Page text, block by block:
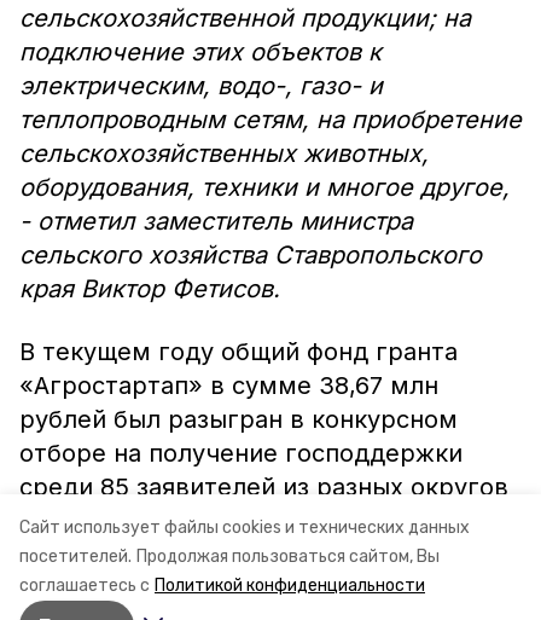
Сайт использует файлы cookies и технических данных
посетителей. Продолжая пользоваться сайтом, Вы
соглашаетесь с Политикой конфиденциальности
сельскохозяйственной продукции; на
подключение этих объектов к
электрическим, водо-, газо- и
теплопроводным сетям, на приобретение
сельскохозяйственных животных,
оборудования, техники и многое другое,
- отметил заместитель министра
сельского хозяйства Ставропольского
края Виктор Фетисов.
В текущем году общий фонд гранта
«Агростартап» в сумме 38,67 млн
рублей был разыгран в конкурсном
отборе на получение господдержки
среди 85 заявителей из разных округов
Ставрополья (7 претендентов на 1
грант).